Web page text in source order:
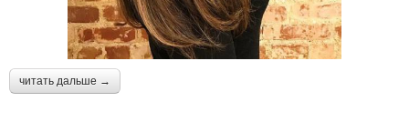
читать дальше →